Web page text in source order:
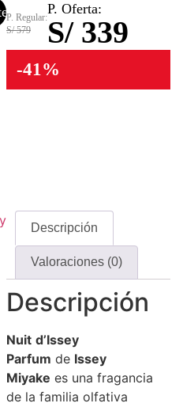
P. Regular:
S/ 579
P. Oferta:
S/ 339
-41%
Descripción
Valoraciones (0)
Descripción
Nuit d’Issey
Parfum de Issey
Miyake es una fragancia
de la familia olfativa